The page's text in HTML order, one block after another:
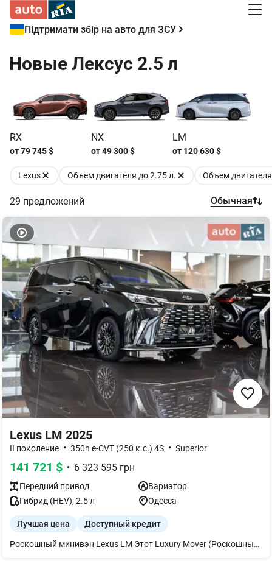
Підтримати збір на авто для ЗСУ
Новые Лексус 2.5 л
RX
от79 745$
NX
от49 300$
LM
от 120 630$
Lexus Объем двигателя до 2.75 л. Объем
29 предложений Обычная
Lexus LM 2025
II поколение • 350h e-CVT (250 к.с.) 4S • Superior
141 721 $ • 6 323 595 грн
Передний привод
Вариатор
Гибрид (HEV), 2.5л Одесса
Лучшая цена Доступный кредит
Роскошный минивэн Lexus LM Этот Luxury Mover (Роскошный минивэн) — четвертая модель Новой эры Lexus после успешного выпуска на рынок новых NX, RX и LX. Это завершающий шаг в полном обновлении модельного ряда, который включает новые платформы, силовые агрегаты и инновационные технологии. ПЕРСОНАЛИЗИРОВАННА РОСКОШ Целью Lexus было создание первоклассного интерьера: комфортного, как гостиная, и удобного, как личный кабинет. Это сочетание, не имеющее себе равных ни в одном другом автомобиле на рынке. Это пространство, где пассажиры могут полностью расслабиться и быть собой. КОМФОРТ И ТИШИНА ВО ВРЕМЯ ПОЕЗДКИ — ВИЗИТНАЯ КАРТОЧКА LEXUS Инженеры Lexus стремились гармонизировать характеристики нового автомобиля, соединив удовольствие за рулем и комфорт пассажиров в новом LM. Ждем Вас в нашем дилерском центре. *В указанной стоимости могут быть не учтены дополнительно установленные аксессуары.